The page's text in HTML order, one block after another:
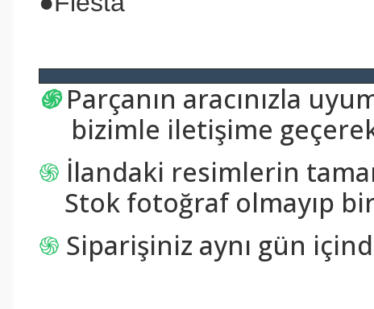
֍ Parçanın aracınızla
bizimle iletişime
֍ İlandaki resimlerin
Stok fotoğraf olmayıp
֍ Siparişiniz aynı gün